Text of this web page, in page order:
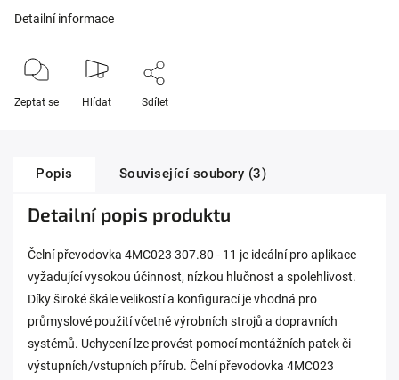
Detailní informace
Zeptat se Hlídat Sdílet
Popis Související soubory (3)
Detailní popis produktu
Čelní převodovka 4MC023 307.80 - 11 je ideální pro aplikace
vyžadující vysokou účinnost, nízkou hlučnost a spolehlivost.
Díky široké škále velikostí a konfigurací je vhodná pro
průmyslové použití včetně výrobních strojů a dopravních
systémů. Uchycení lze provést pomocí montážních patek či
výstupních/vstupních přírub. Čelní převodovka 4MC023